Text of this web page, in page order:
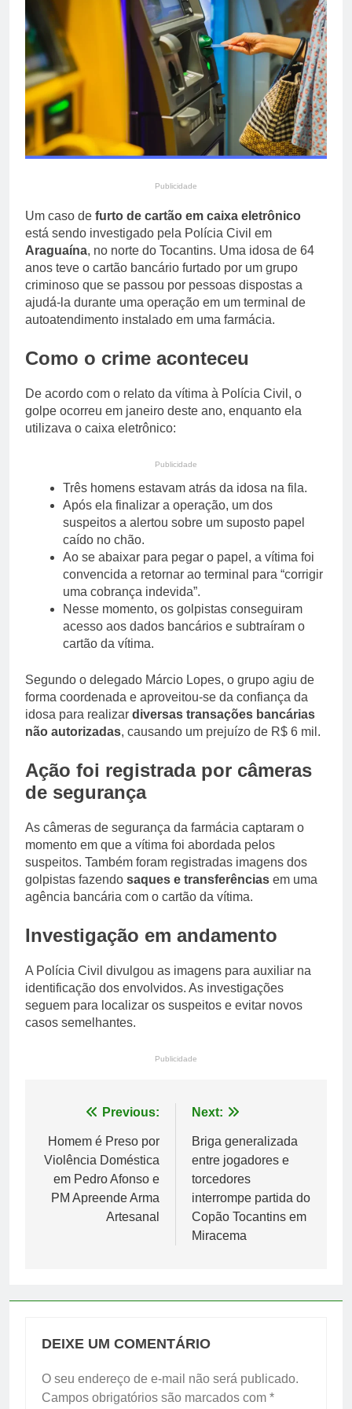
primária em relatório do
Departamento de Estado
4 Dias Ago
Streaming em julho: os
10 filmes mais
comentados do mês
4 Dias Ago
Publicidade
Um caso de furto de cartão em caixa eletrônico
está sendo investigado pela Polícia Civil em
Araguaína, no norte do Tocantins. Uma idosa de 64
anos teve o cartão bancário furtado por um grupo
criminoso que se passou por pessoas dispostas a
ajudá-la durante uma operação em um terminal de
autoatendimento instalado em uma farmácia.
Como o crime aconteceu
De acordo com o relato da vítima à Polícia Civil, o
golpe ocorreu em janeiro deste ano, enquanto ela
utilizava o caixa eletrônico:
Publicidade
Três homens estavam atrás da idosa na fila.
Após ela finalizar a operação, um dos
suspeitos a alertou sobre um suposto papel
caído no chão.
Ao se abaixar para pegar o papel, a vítima foi
convencida a retornar ao terminal para “corrigir
uma cobrança indevida”.
Nesse momento, os golpistas conseguiram
acesso aos dados bancários e subtraíram o
cartão da vítima.
Segundo o delegado Márcio Lopes, o grupo agiu de
forma coordenada e aproveitou-se da confiança da
idosa para realizar diversas transações bancárias
não autorizadas, causando um prejuízo de R$ 6 mil.
Ação foi registrada por câmeras
de segurança
As câmeras de segurança da farmácia captaram o
momento em que a vítima foi abordada pelos
suspeitos. Também foram registradas imagens dos
golpistas fazendo saques e transferências em uma
agência bancária com o cartão da vítima.
Investigação em andamento
A Polícia Civil divulgou as imagens para auxiliar na
identificação dos envolvidos. As investigações
seguem para localizar os suspeitos e evitar novos
casos semelhantes.
Publicidade
Navegação
de
Post
Previous:
Homem é Preso por
Violência Doméstica
em Pedro Afonso e
PM Apreende Arma
Artesanal
Next:
Briga generalizada
entre jogadores e
torcedores
interrompe partida do
Copão Tocantins em
Miracema
DEIXE UM COMENTÁRIO
O seu endereço de e-mail não será publicado.
Campos obrigatórios são marcados com *